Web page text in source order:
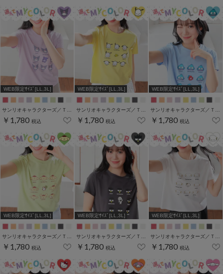
WEB限定ｻｲｽﾞ[LL,3L]
￥1,780 税込
WEB限定ｻｲｽﾞ[LL,3L]
￥1,780 税込
WEB限定ｻｲｽﾞ[LL,3L]
￥1,780 税込
WEB限定ｻｲｽﾞ[LL,3L]
￥1,780 税込
WEB限定ｻｲｽﾞ[LL,3L]
￥1,780 税込
WEB限定ｻｲｽﾞ[LL,3L]
￥1,780 税込